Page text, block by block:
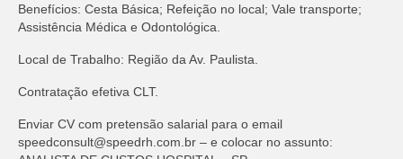
Benefícios: Cesta Básica; Refeição no local; Vale transporte;
Assistência Médica e Odontológica.
Local de Trabalho: Região da Av. Paulista.
Contratação efetiva CLT.
Enviar CV com pretensão salarial para o email
speedconsult@speedrh.com.br – e colocar no assunto: